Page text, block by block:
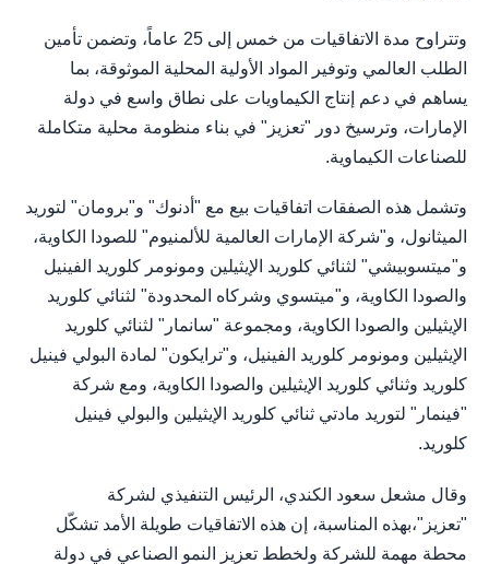
وتتراوح مدة الاتفاقيات من خمس إلى 25 عاماً، وتضمن تأمين
الطلب العالمي وتوفير المواد الأولية المحلية الموثوقة، بما
يساهم في دعم إنتاج الكيماويات على نطاق واسع في دولة
الإمارات، وترسيخ دور "تعزيز" في بناء منظومة محلية متكاملة
للصناعات الكيماوية.
وتشمل هذه الصفقات اتفاقيات بيع مع "أدنوك" و"برومان" لتوريد
الميثانول، و"شركة الإمارات العالمية للألمنيوم" للصودا الكاوية،
و"ميتسوبيشي" لثنائي كلوريد الإيثيلين ومونومر كلوريد الفينيل
والصودا الكاوية، و"ميتسوي وشركاه المحدودة" لثنائي كلوريد
الإيثيلين والصودا الكاوية، ومجموعة "سانمار" لثنائي كلوريد
الإيثيلين ومونومر كلوريد الفينيل، و"ترايكون" لمادة البولي فينيل
كلوريد وثنائي كلوريد الإيثيلين والصودا الكاوية، ومع شركة
"فينمار" لتوريد مادتي ثنائي كلوريد الإيثيلين والبولي فينيل
كلوريد.
وقال مشعل سعود الكندي، الرئيس التنفيذي لشركة
"تعزيز"،بهذه المناسبة، إن هذه الاتفاقيات طويلة الأمد تشكّل
محطة مهمة للشركة ولخطط تعزيز النمو الصناعي في دولة